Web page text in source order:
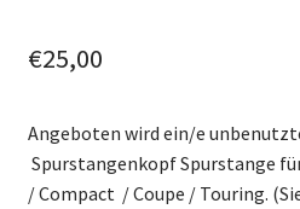
€25,00
Angeboten wird ein/e
Spurstangenkopf Spurstange
/ Compact / Coupe / Touring.